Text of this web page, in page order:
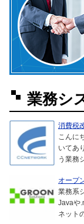
業務シ
消費税
こんに
いてあ
う業務
オープ
業務系
Javaや
ネット